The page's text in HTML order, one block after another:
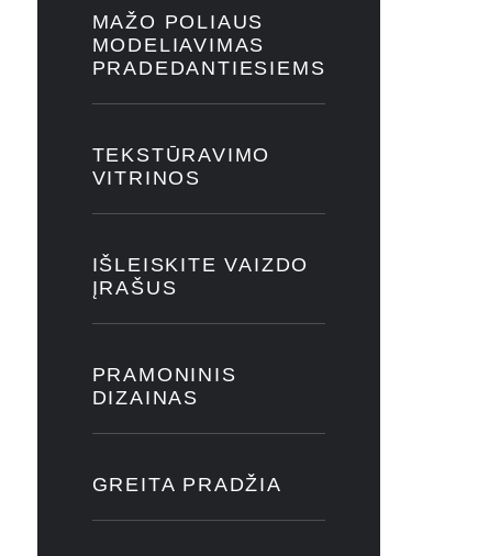
MAŽO POLIAUS
MODELIAVIMAS
PRADEDANTIESIEMS
TEKSTŪRAVIMO
VITRINOS
IŠLEISKITE VAIZDO
ĮRAŠUS
PRAMONINIS
DIZAINAS
GREITA PRADŽIA